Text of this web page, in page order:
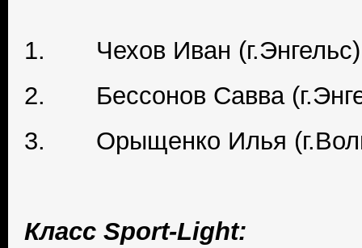
1. Чехов Иван (г.Энгельс)
2. Бессонов Савва
3. Орыщенко Илья
Класс Sport-Light: